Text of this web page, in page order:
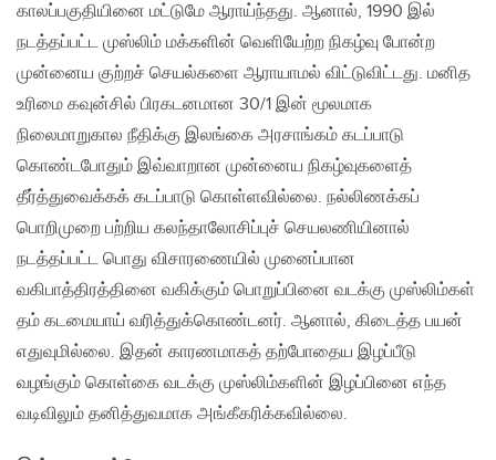
காலப்பகுதியினை மட்டுமே ஆராய்ந்தது. ஆனால், 1990 இல்
நடத்தப்பட்ட முஸ்லிம் மக்களின் வெளியேற்ற நிகழ்வு போன்ற
முன்னைய குற்றச் செயல்களை ஆராயாமல் விட்டுவிட்டது. மனித
உரிமை கவுன்சில் பிரகடனமான 30/1 இன் மூலமாக
நிலைமாறுகால நீதிக்கு இலங்கை அரசாங்கம் கடப்பாடு
கொண்டபோதும் இவ்வாறான முன்னைய நிகழ்வுகளைத்
தீர்த்துவைக்கக் கடப்பாடு கொள்ளவில்லை. நல்லிணக்கப்
பொறிமுறை பற்றிய கலந்தாலோசிப்புச் செயலணியினால்
நடத்தப்பட்ட பொது விசாரணையில் முனைப்பான
வகிபாத்திரத்தினை வகிக்கும் பொறுப்பினை வடக்கு முஸ்லிம்கள்
தம் கடமையாய் வரித்துக்கொண்டனர். ஆனால், கிடைத்த பயன்
எதுவுமில்லை. இதன் காரணமாகத் தற்போதைய இழப்பீடு
வழங்கும் கொள்கை வடக்கு முஸ்லிம்களின் இழப்பினை எந்த
வடிவிலும் தனித்துவமாக அங்கீகரிக்கவில்லை.